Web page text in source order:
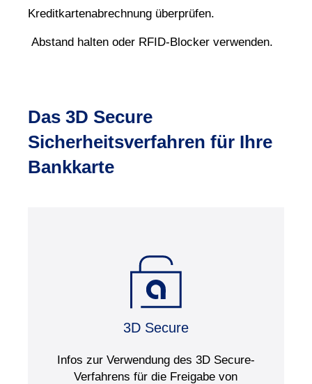
Kreditkartenabrechnung überprüfen.
Abstand halten oder RFID-Blocker verwenden.
Das 3D Secure
Sicherheitsverfahren für Ihre
Bankkarte
3D Secure
Infos zur Verwendung des 3D Secure-
Verfahrens für die Freigabe von